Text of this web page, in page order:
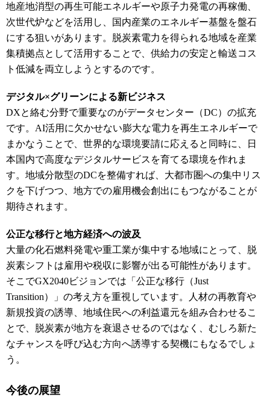
地産地消型の再生可能エネルギーや原子力発電の再稼働、
次世代炉などを活用し、国内産業のエネルギー基盤を盤石
にする狙いがあります。脱炭素電力を得られる地域を産業
集積拠点として活用することで、供給力の安定と輸送コス
ト低減を両立しようとするのです。
デジタル×グリーンによる新ビジネス
DXと絡む分野で重要なのがデータセンター（DC）の拡充
です。AI活用に欠かせない膨大な電力を再生エネルギーで
まかなうことで、世界的な環境要請に応えると同時に、日
本国内で高度なデジタルサービスを育てる環境を作れま
す。地域分散型のDCを整備すれば、大都市圏への集中リス
クを下げつつ、地方での雇用機会創出にもつながることが
期待されます。
公正な移行と地方経済への波及
大量の化石燃料発電や重工業が集中する地域にとって、脱
炭素シフトは雇用や税収に影響が出る可能性があります。
そこでGX2040ビジョンでは「公正な移行（Just
Transition）」の考え方を重視しています。人材の再教育や
新規投資の誘導、地域住民への利益還元を組み合わせるこ
とで、脱炭素が地方を衰退させるのではなく、むしろ新た
なチャンスを呼び込む方向へ誘導する契機にもなるでしょ
う。
今後の展望